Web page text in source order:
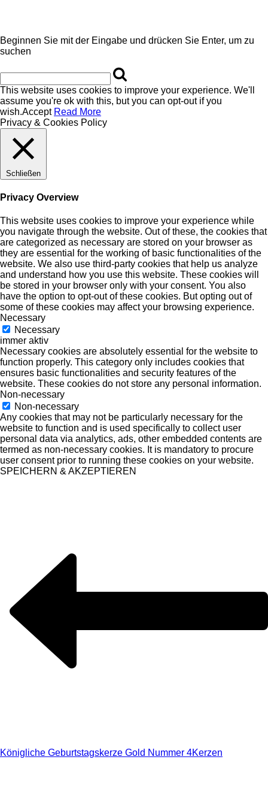
Beginnen Sie mit der Eingabe und drücken Sie Enter, um zu
suchen
This website uses cookies to improve your experience. We'll
assume you're ok with this, but you can opt-out if you
wish.Accept Read More
Privacy & Cookies Policy
Schließen
Privacy Overview
This website uses cookies to improve your experience while
you navigate through the website. Out of these, the cookies that
are categorized as necessary are stored on your browser as
they are essential for the working of basic functionalities of the
website. We also use third-party cookies that help us analyze
and understand how you use this website. These cookies will
be stored in your browser only with your consent. You also
have the option to opt-out of these cookies. But opting out of
some of these cookies may affect your browsing experience.
Necessary
Necessary
immer aktiv
Necessary cookies are absolutely essential for the website to
function properly. This category only includes cookies that
ensures basic functionalities and security features of the
website. These cookies do not store any personal information.
Non-necessary
Non-necessary
Any cookies that may not be particularly necessary for the
website to function and is used specifically to collect user
personal data via analytics, ads, other embedded contents are
termed as non-necessary cookies. It is mandatory to procure
user consent prior to running these cookies on your website.
SPEICHERN & AKZEPTIEREN
Königliche Geburtstagskerze Gold Nummer 4Kerzen